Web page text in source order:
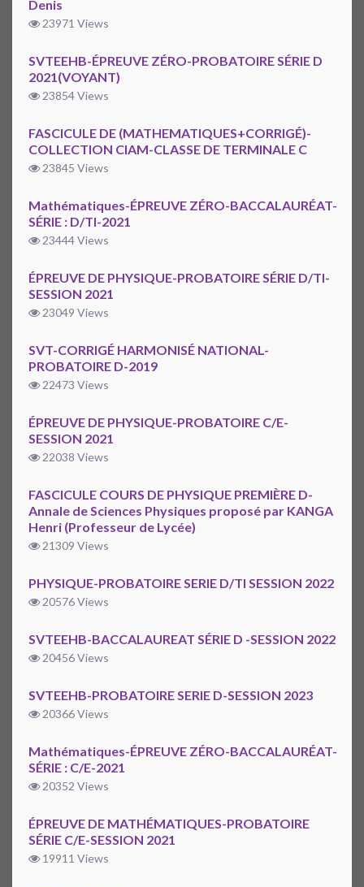
Denis
23971 Views
SVTEEHB-ÉPREUVE ZÉRO-PROBATOIRE SÉRIE D
2021(VOYANT)
23854 Views
FASCICULE DE (MATHEMATIQUES+CORRIGÉ)-
COLLECTION CIAM-CLASSE DE TERMINALE C
23845 Views
Mathématiques-ÉPREUVE ZÉRO-BACCALAURÉAT-
SÉRIE : D/TI-2021
23444 Views
ÉPREUVE DE PHYSIQUE-PROBATOIRE SÉRIE D/TI-
SESSION 2021
23049 Views
SVT-CORRIGÉ HARMONISÉ NATIONAL-
PROBATOIRE D-2019
22473 Views
ÉPREUVE DE PHYSIQUE-PROBATOIRE C/E-
SESSION 2021
22038 Views
FASCICULE COURS DE PHYSIQUE PREMIÈRE D-
Annale de Sciences Physiques proposé par KANGA
Henri (Professeur de Lycée)
21309 Views
PHYSIQUE-PROBATOIRE SERIE D/TI SESSION 2022
20576 Views
SVTEEHB-BACCALAUREAT SÉRIE D -SESSION 2022
20456 Views
SVTEEHB-PROBATOIRE SERIE D-SESSION 2023
20366 Views
Mathématiques-ÉPREUVE ZÉRO-BACCALAURÉAT-
SÉRIE : C/E-2021
20352 Views
ÉPREUVE DE MATHÉMATIQUES-PROBATOIRE
SÉRIE C/E-SESSION 2021
19911 Views